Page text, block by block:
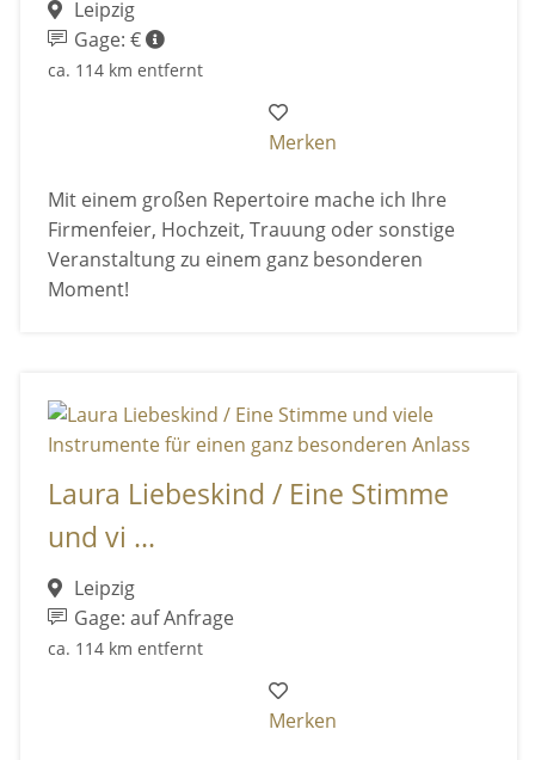
Leipzig
Gage: €
ca. 114 km entfernt
Merken
Mit einem großen Repertoire mache ich Ihre
Firmenfeier, Hochzeit, Trauung oder sonstige
Veranstaltung zu einem ganz besonderen
Moment!
Laura Liebeskind / Eine Stimme
und vi ...
Leipzig
Gage: auf Anfrage
ca. 114 km entfernt
Merken